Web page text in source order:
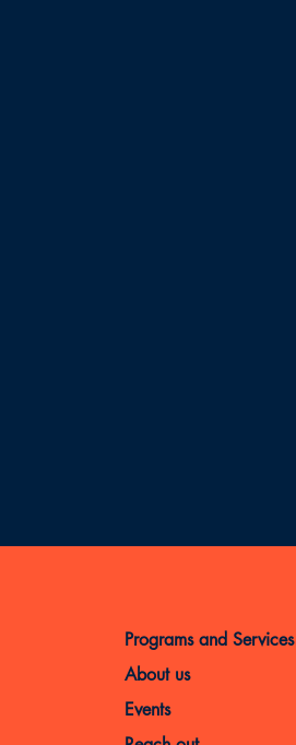
Programs and Services
About us
Events